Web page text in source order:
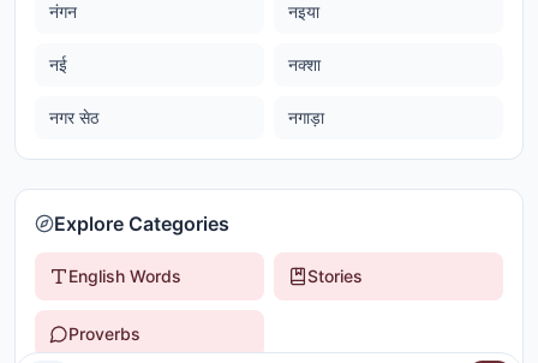
नंगन नइया
नई नक्शा
नगर सेठ नगाड़ा
Explore Categories
English Words Stories
Proverbs